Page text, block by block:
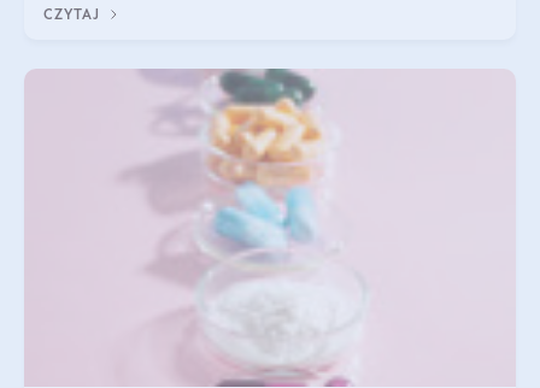
bariera hydrolipidowa.
CZYTAJ